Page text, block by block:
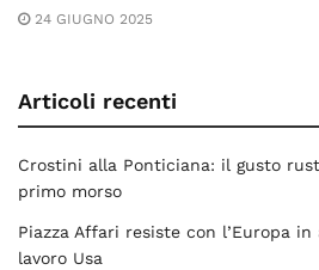
24 GIUGNO 2025
Articoli recenti
Crostini alla Ponticiana: il gusto
primo morso
Piazza Affari resiste con l’Europa
lavoro Usa